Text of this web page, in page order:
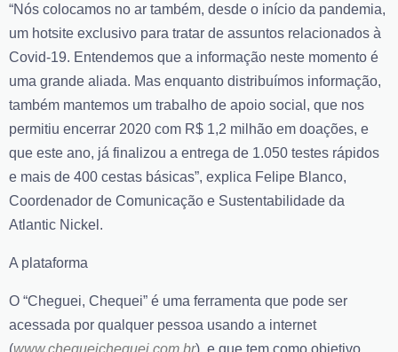
“Nós colocamos no ar também, desde o início da pandemia,
um hotsite exclusivo para tratar de assuntos relacionados à
Covid-19. Entendemos que a informação neste momento é
uma grande aliada. Mas enquanto distribuímos informação,
também mantemos um trabalho de apoio social, que nos
permitiu encerrar 2020 com R$ 1,2 milhão em doações, e
que este ano, já finalizou a entrega de 1.050 testes rápidos
e mais de 400 cestas básicas”, explica Felipe Blanco,
Coordenador de Comunicação e Sustentabilidade da
Atlantic Nickel.
A plataforma
O “Cheguei, Chequei” é uma ferramenta que pode ser
acessada por qualquer pessoa usando a internet
(www.chegueichequei.com.br), e que tem como objetivo